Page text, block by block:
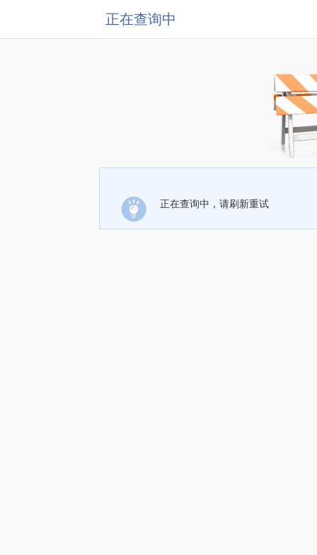
正在查询中
正在查询中，请刷新重试